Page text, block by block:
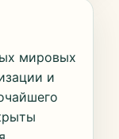
мировых
и